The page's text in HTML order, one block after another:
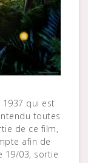
1937 qui est
toutes
de ce film,
afin de
19/03, sortie